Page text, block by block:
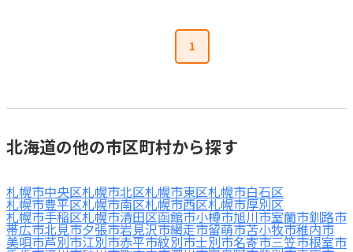
1
北海道の他の市区町村から探す
札幌市中央区札幌市北区札幌市東区札幌市白石区
札幌市豊平区札幌市南区札幌市西区札幌市厚別区
札幌市手稲区札幌市清田区函館市小樽市旭川市室蘭市釧路市
帯広市北見市夕張市岩見沢市網走市留萌市苫小牧市稚内市
美唄市芦別市江別市赤平市紋別市士別市名寄市三笠市根室市